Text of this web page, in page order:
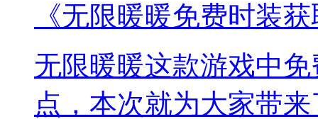
《无限暖暖免费时装
无限暖暖这款游戏中
点，本次就为大家带